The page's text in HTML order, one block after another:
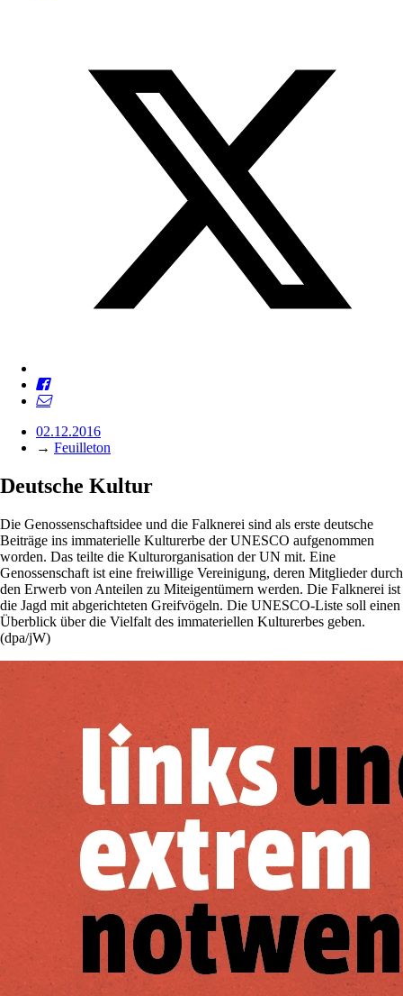
02.12.2016
→ Feuilleton
Deutsche Kultur
Die Genossenschaftsidee und die Falknerei sind als erste deutsche
Beiträge ins immaterielle Kulturerbe der UNESCO aufgenommen
worden. Das teilte die Kulturorganisation der UN mit. Eine
Genossenschaft ist eine freiwillige Vereinigung, deren Mitglieder durch
den Erwerb von Anteilen zu Miteigentümern werden. Die Falknerei ist
die Jagd mit abgerichteten Greifvögeln. Die UNESCO-Liste soll einen
Überblick über die Vielfalt des immateriellen Kulturerbes geben.
(dpa/jW)